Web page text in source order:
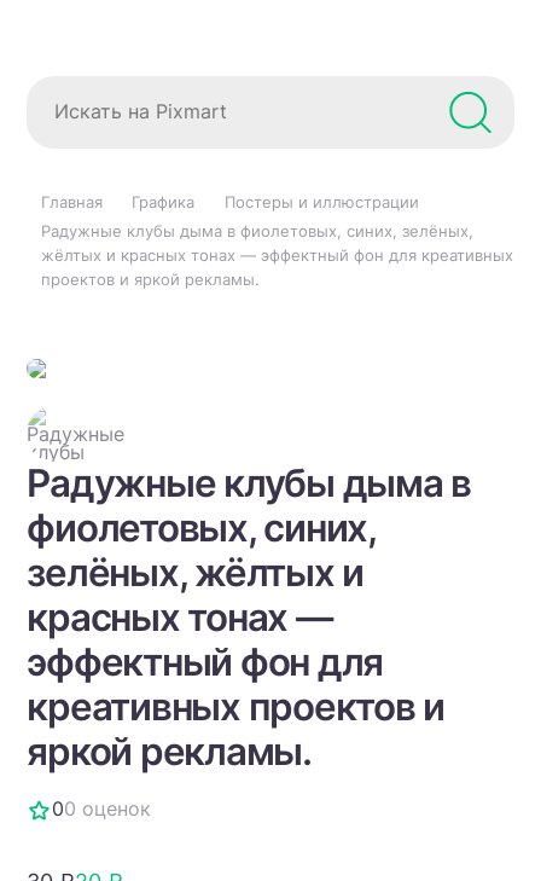
Главная Графика
Постеры и иллюстрации
Радужные клубы дыма в фиолетовых, синих, зелёных,
жёлтых и красных тонах — эффектный фон для креативных
проектов и яркой рекламы.
Радужные клубы дыма в
фиолетовых, синих,
зелёных, жёлтых и
красных тонах —
эффектный фон для
креативных проектов и
яркой рекламы.
00 оценок